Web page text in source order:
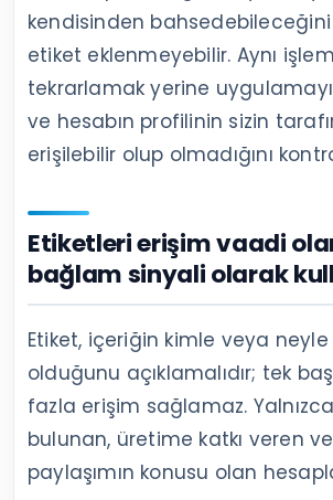
kendisinden bahsedebileceğini
etiket eklenmeyebilir. Aynı
tekrarlamak yerine uygulamayı
ve hesabın profilinin sizin
erişilebilir olup olmadığını
Etiketleri erişim vaadi
bağlam sinyali olarak
Etiket, içeriğin kimle veya neyle
olduğunu açıklamalıdır; tek
fazla erişim sağlamaz.
bulunan, üretime katkı veren
paylaşımın konusu olan